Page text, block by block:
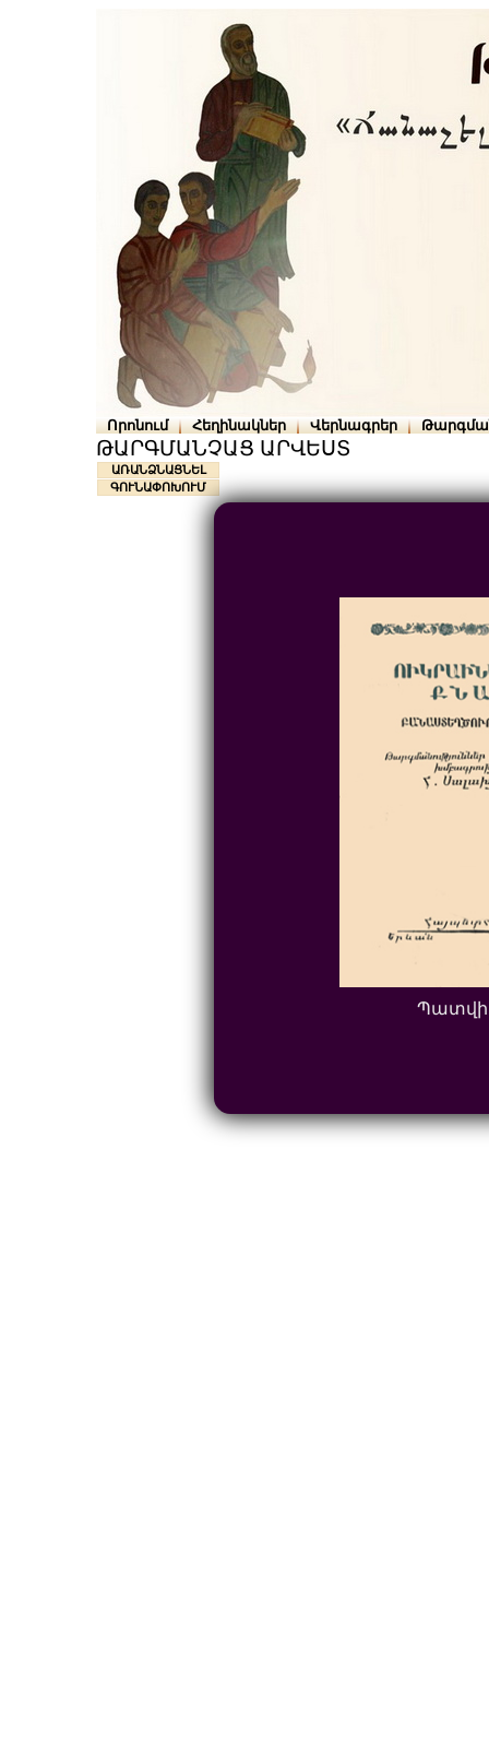
Որոնում Հեղինակներ Վերնագրեր
ԹԱՐԳՄԱՆՉԱՑ ԱՐՎԵՍՏ
ԱՌԱՆՁՆԱՑՆԵԼ
ԳՈՒՆԱՓՈԽՈՒՄ